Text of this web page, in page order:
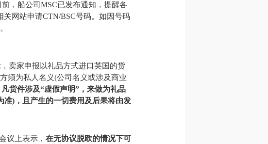
，船公司MSC已发布通知，提醒各
网站申请CTN/BSC号码。如因号码
卖家申报以礼品方式进口英国的货
须为私人名义(公司名义或涉及商业
凡货件涉及“虚假声明”，来做为礼品
准)，且产生的一切费用及后果将由发
议上表示， 在无协议脱欧的情况下可